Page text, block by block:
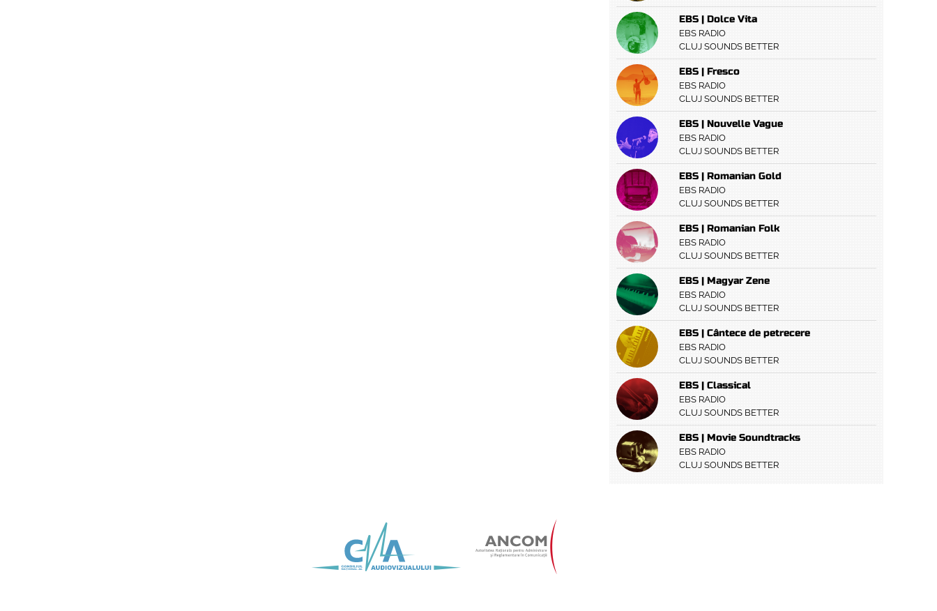
EBS | Dolce Vita
EBS RADIO
CLUJ SOUNDS BETTER
EBS | Fresco
EBS RADIO
CLUJ SOUNDS BETTER
EBS | Nouvelle Vague
EBS RADIO
CLUJ SOUNDS BETTER
EBS | Romanian Gold
EBS RADIO
CLUJ SOUNDS BETTER
EBS | Romanian Folk
EBS RADIO
CLUJ SOUNDS BETTER
EBS | Magyar Zene
EBS RADIO
CLUJ SOUNDS BETTER
EBS | Cântece de petrecere
EBS RADIO
CLUJ SOUNDS BETTER
EBS | Classical
EBS RADIO
CLUJ SOUNDS BETTER
EBS | Movie Soundtracks
EBS RADIO
CLUJ SOUNDS BETTER